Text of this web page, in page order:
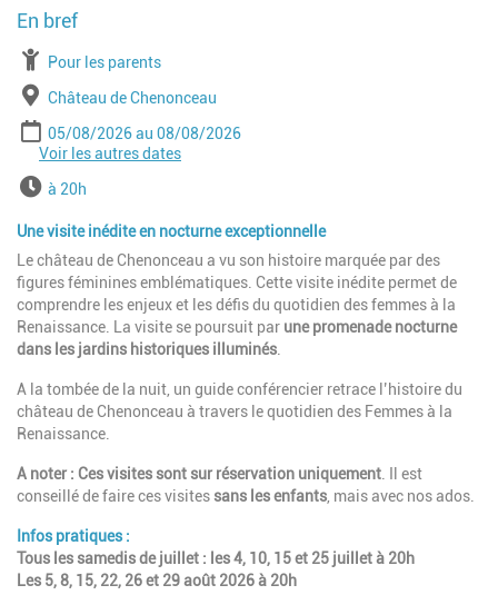
À partir de
Pour les parents
Lieu
Château de Chenonceau
Période
Date de début
05/08/2026 Date de fin
08/08/2026
Date de début
15/08/2026 Date de fin
15/08/2026
22/08/2026
Date de début
26/08/2026
Voir les autres dates
Horaires
à 20h
Une visite inédite en nocturne exceptionnelle
Le château de Chenonceau a vu son histoire marquée par des
figures féminines emblématiques. Cette visite inédite permet de
comprendre les enjeux et les défis du quotidien des femmes à la
Renaissance. La visite se poursuit par une promenade nocturne
dans les jardins historiques illuminés.
A la tombée de la nuit, un guide conférencier retrace l’histoire du
château de Chenonceau à travers le quotidien des Femmes à la
Renaissance.
A noter : Ces visites sontsur réservation uniquement. Il est
conseillé de faire ces visitessans les enfants, mais avec nos ados.
Infos pratiques :
Tous les samedis de juillet : les 4, 10, 15 et 25 juillet à 20h
Les 5, 8, 15, 22, 26 et 29 août 2026 à 20h